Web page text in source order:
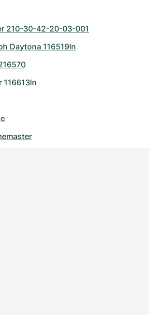
210-30-42-20-03-001
Daytona 116519ln
116613ln